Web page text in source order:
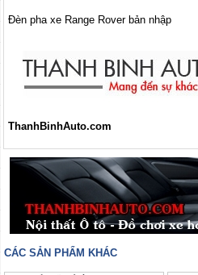
Đèn pha xe Range Rover bản nhập
ThanhBinhAuto.com
CÁC SẢN PHẨM KHÁC